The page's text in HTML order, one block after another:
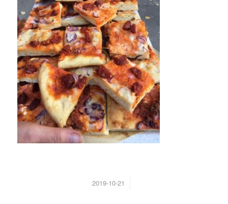
2019-10-21
/